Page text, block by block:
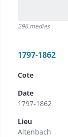
296 medias
1797-1862
Cote
-
Date
1797-1862
Lieu
Altenbach